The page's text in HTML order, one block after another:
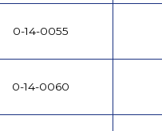
0-14-0055
0-14-0060